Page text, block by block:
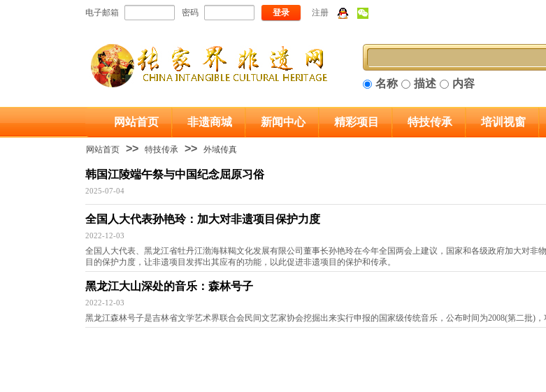
电子邮箱 密码 登录 注册
名称 描述 内容
网站首页 非遗商城 新闻中心 精彩项目 特技传承 培训视窗
网站首页 >> 特技传承 >> 外域传真
韩国江陵端午祭与中国纪念屈原习俗
2025-07-04
全国人大代表孙艳玲：加大对非遗项目保护力度
2022-12-03
全国人大代表、黑龙江省牡丹江渤海靺鞨文化发展有限公司董事长孙艳玲在今年全国两会上建议，国家和各级政府加大对非
目的保护力度，让非遗项目发挥出其应有的功能，以此促进非遗项目的保护和传承。
黑龙江大山深处的音乐：森林号子
2022-12-03
黑龙江森林号子是吉林省文学艺术界联合会民间文艺家协会挖掘出来实行申报的国家级传统音乐，公布时间为2008(第二批)